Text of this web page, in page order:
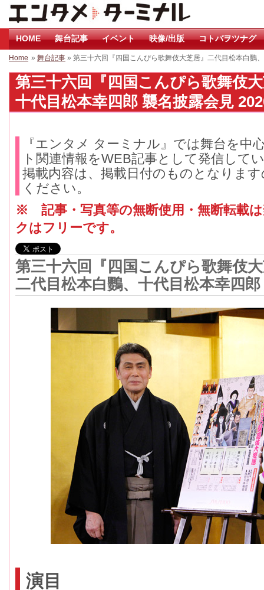
HOME 舞台記事 イベント 映像/出版 コトバヲツナグ
Home » 舞台記事 » 第三十六回『四国こんぴら歌舞伎大芝居』二代目松本白鸚
第三十六回『四国こんぴら歌舞伎
十代目松本幸四郎 襲名披露会見
『エンタメ ターミナル』では舞台を中
ト関連情報をWEB記事として発信して
掲載内容は、掲載日付のものとなりま
ください。
※ 記事・写真等の無断使用・無断転載
クはフリーです。
第三十六回『四国こんぴら歌舞伎
二代目松本白鸚、十代目松本幸四
演目